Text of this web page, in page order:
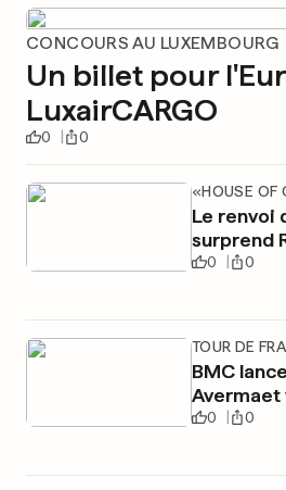
CONCOURS AU LUXEMBOURG
Un billet pour
LuxairCARGO
0 0
«HOUSE OF
Le renvoi
surprend
0 0
TOUR DE
BMC
Avermaet
0 0